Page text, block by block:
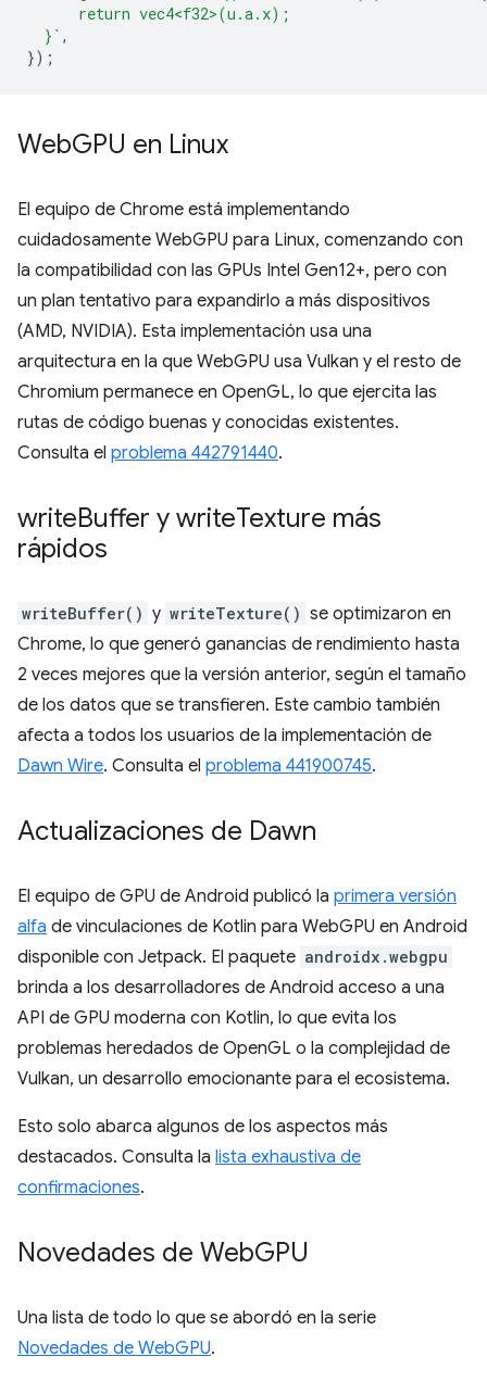
      return vec4<f32>(u.a.x);
  }`
,
});
WebGPU en Linux
El equipo de Chrome está implementando
cuidadosamente WebGPU para Linux, comenzando con
la compatibilidad con las GPUs Intel Gen12+, pero con
un plan tentativo para expandirlo a más dispositivos
(AMD, NVIDIA). Esta implementación usa una
arquitectura en la que WebGPU usa Vulkan y el resto de
Chromium permanece en OpenGL, lo que ejercita las
rutas de código buenas y conocidas existentes.
Consulta el problema 442791440.
writeBuffer y writeTexture más
rápidos
writeBuffer() y writeTexture() se optimizaron en
Chrome, lo que generó ganancias de rendimiento hasta
2 veces mejores que la versión anterior, según el tamaño
de los datos que se transfieren. Este cambio también
afecta a todos los usuarios de la implementación de
Dawn Wire. Consulta el problema 441900745.
Actualizaciones de Dawn
El equipo de GPU de Android publicó la primera versión
alfa de vinculaciones de Kotlin para WebGPU en Android
disponible con Jetpack. El paquete androidx.webgpu
brinda a los desarrolladores de Android acceso a una
API de GPU moderna con Kotlin, lo que evita los
problemas heredados de OpenGL o la complejidad de
Vulkan, un desarrollo emocionante para el ecosistema.
Esto solo abarca algunos de los aspectos más
destacados. Consulta la lista exhaustiva de
confirmaciones.
Novedades de WebGPU
Una lista de todo lo que se abordó en la serie
Novedades de WebGPU.